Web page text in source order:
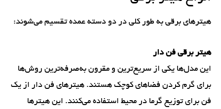
هیترهای برقی به طور کلی در دو دسته عمده تقسیم می‌شوند:
هیتر برقی فن دار
این مدل‌ها یکی از سریع‌ترین و مقرون به‌صرفه‌ترین روش‌ها
برای گرم کردن فضاهای کوچک هستند. هیترهای فن دار از یک
فن برای توزیع گرما در محیط استفاده می‌کنند. این هیترها